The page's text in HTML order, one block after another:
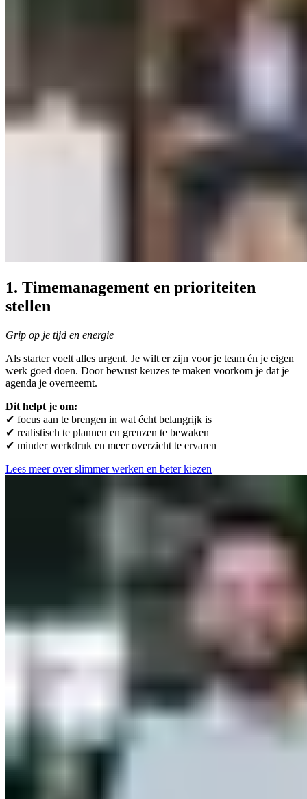
1. Timemanagement en prioriteiten
stellen
Grip op je tijd en energie
Als starter voelt alles urgent. Je wilt er zijn voor je team én je eigen
werk goed doen. Door bewust keuzes te maken voorkom je dat je
agenda je overneemt.
Dit helpt je om:
✔ focus aan te brengen in wat écht belangrijk is
✔ realistisch te plannen en grenzen te bewaken
✔ minder werkdruk en meer overzicht te ervaren
Lees meer over slimmer werken en beter kiezen